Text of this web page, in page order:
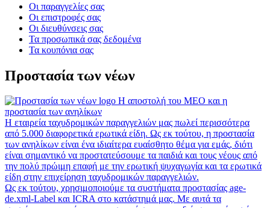
Οι παραγγελίες σας
Οι επιστροφές σας
Οι διευθύνσεις σας
Τα προσωπικά σας δεδομένα
Τα κουπόνια σας
Προστασία των νέων
Η αποστολή του MEO και η
προστασία των ανηλίκων
Η εταιρεία ταχυδρομικών παραγγελιών μας πωλεί περισσότερα
από 5.000 διαφορετικά ερωτικά είδη. Ως εκ τούτου, η προστασία
των ανηλίκων είναι ένα ιδιαίτερα ευαίσθητο θέμα για εμάς, διότι
είναι σημαντικό να προστατεύσουμε τα παιδιά και τους νέους από
την πολύ πρώιμη επαφή με την ερωτική ψυχαγωγία και τα ερωτικά
είδη στην επιχείρηση ταχυδρομικών παραγγελιών.
Ως εκ τούτου, χρησιμοποιούμε τα συστήματα προστασίας age-
de.xml-Label και ICRA στο κατάστημά μας. Με αυτά τα